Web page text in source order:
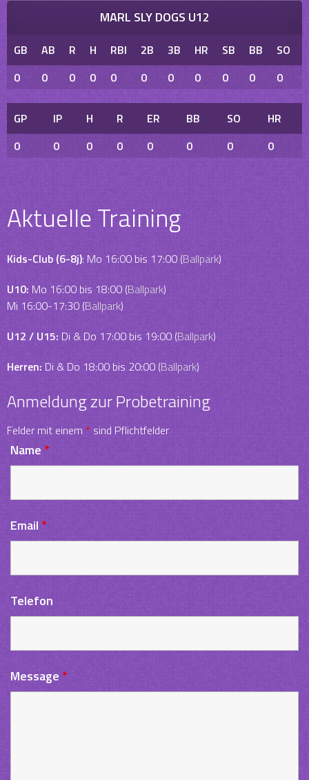
MARL SLY DOGS U12
GB AB R H RBI 2B 3B HR SB BB SO
0
0 0 0 0 0 0 0 0 0 0
GP IP H R ER BB SO
HR
0
0 0 0 0 0 0 0
Aktuelle Training
Kids-Club (6-8j): Mo 16:00 bis 17:00 (Ballpark)
U10:Mo 16:00 bis 18:00 (Ballpark)
Mi 16:00-17:30 (Ballpark)
U12 / U15: Di & Do 17:00 bis 19:00 (Ballpark)
Herren: Di & Do 18:00 bis 20:00 (Ballpark)
Anmeldung zur Probetraining
Felder mit einem * sind Pflichtfelder
Name*
Email *
Telefon
Message *